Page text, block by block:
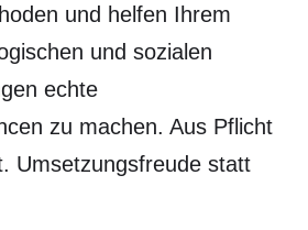
und helfen Ihrem
und sozialen
echte
zu machen. Aus Pflicht
Umsetzungsfreude statt